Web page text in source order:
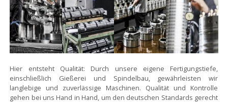
Hier entsteht Qualität: Durch unsere eigene Fertigungstiefe,
einschließlich Gießerei und Spindelbau, gewährleisten wir
langlebige und zuverlässige Maschinen. Qualität und Kontrolle
gehen bei uns Hand in Hand, um den deutschen Standards gerecht